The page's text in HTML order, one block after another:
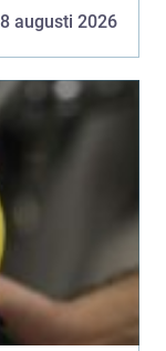
upplägg,
augusti 2026